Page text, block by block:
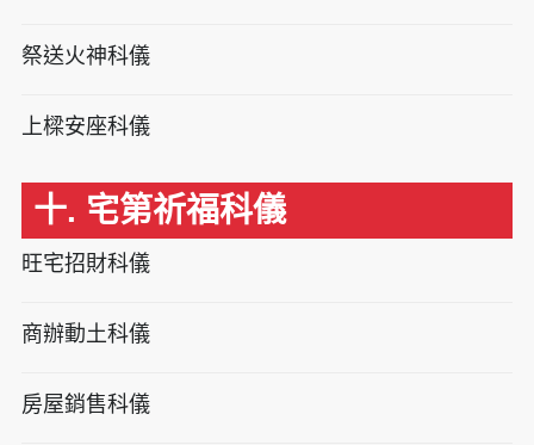
祭送火神科儀
上樑安座科儀
十. 宅第祈福科儀
旺宅招財科儀
商辦動土科儀
房屋銷售科儀